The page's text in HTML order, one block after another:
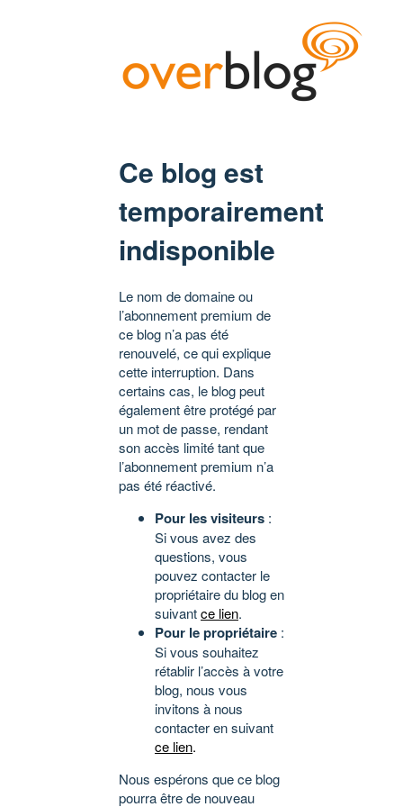
Ce blog est
temporairement
indisponible
Le nom de domaine ou
l’abonnement premium de
ce blog n’a pas été
renouvelé, ce qui explique
cette interruption. Dans
certains cas, le blog peut
également être protégé par
un mot de passe, rendant
son accès limité tant que
l’abonnement premium n’a
pas été réactivé.
Pour les visiteurs :
Si vous avez des
questions, vous
pouvez contacter le
propriétaire du blog en
suivantce lien.
Pour le propriétaire :
Si vous souhaitez
rétablir l’accès à votre
blog, nous vous
invitons à nous
contacter en suivant
ce lien.
Nous espérons que ce blog
pourra être de nouveau